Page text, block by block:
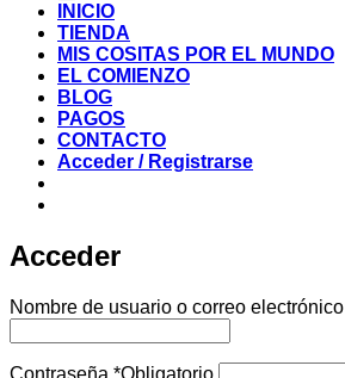
INICIO
TIENDA
MIS COSITAS POR EL MUNDO
EL COMIENZO
BLOG
PAGOS
CONTACTO
Acceder / Registrarse
Acceder
Nombre de usuario o correo electrónico